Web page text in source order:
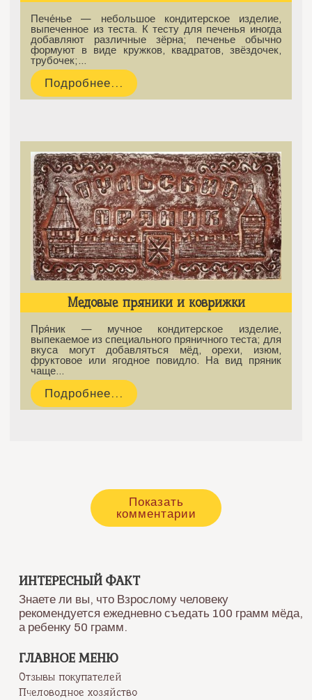
Пече́нье — небольшое кондитерское изделие,
выпеченное из теста. К тесту для печенья иногда
добавляют различные зёрна; печенье обычно
формуют в виде кружков, квадратов, звёздочек,
трубочек;…
Подробнее...
Медовые пряники и коврижки
Пря́ник — мучное кондитерское изделие,
выпекаемое из специального пряничного теста; для
вкуса могут добавляться мёд, орехи, изюм,
фруктовое или ягодное повидло. На вид пряник
чаще…
Подробнее...
Показать
комментарии
ИНТЕРЕСНЫЙ ФАКТ
Знаете ли вы, что Взрослому человеку
рекомендуется ежедневно съедать 100 грамм мёда,
а ребенку 50 грамм.
ГЛАВНОЕ МЕНЮ
Отзывы покупателей
Пчеловодное хозяйство